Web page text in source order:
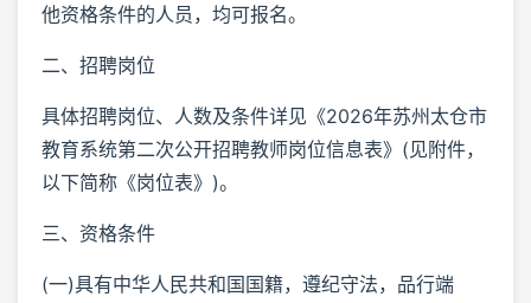
他资格条件的人员，均可报名。
二、招聘岗位
具体招聘岗位、人数及条件详见《2026年苏州太仓市
教育系统第二次公开招聘教师岗位信息表》(见附件，
以下简称《岗位表》)。
三、资格条件
(一)具有中华人民共和国国籍，遵纪守法，品行端